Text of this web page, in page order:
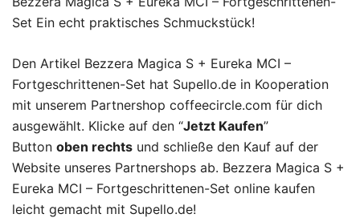
Set Ein echt praktisches Schmuckstück!
Den Artikel Bezzera Magica S + Eureka MCI –
Fortgeschrittenen-Set hat Supello.de in Kooperation
mit unserem Partnershop coffeecircle.com für dich
ausgewählt. Klicke auf den “Jetzt Kaufen”
Button oben rechts und schließe den Kauf auf der
Website unseres Partnershops ab. Bezzera Magica S +
Eureka MCI – Fortgeschrittenen-Set online kaufen
leicht gemacht mit Supello.de!